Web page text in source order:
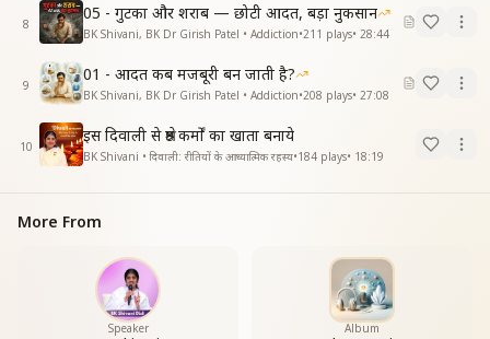
8
05 - गुटका और शराब — छोटी आदत, बड़ा नुकसान
BK Shivani, BK Dr Girish Patel • Addiction•211 plays• 28:44
9
01 - आदत कब मजबूरी बन जाती है?
BK Shivani, BK Dr Girish Patel • Addiction•208 plays• 27:08
10
इस दिवाली से श्रेष्ठ कर्मों का खाता बनाये
BK Shivani • दिवाली: रीतियों के आध्यात्मिक रहस्य•184 plays• 18:19
More From
Speaker Album